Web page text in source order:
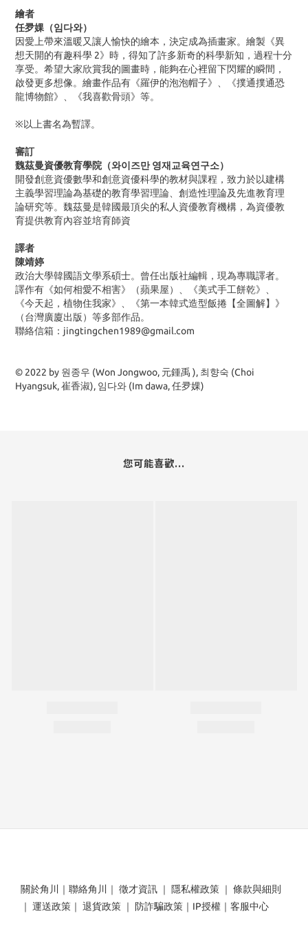
繪者
任夛婐（임다와）
因愛上帶來溫暖又讓人愉快的繪本，決定成為插畫家。繪製《異
想天開的有趣科學 2》時，得知了許多新奇的科學新知，過程十分
享受。希望大家欣賞我的圖畫時，能夠在心裡留下閃耀的瞬間，
啟發更多想像。繪畫作品有《羅伊的泡泡帽子》、《撲通撲通恐
龍博物館》、《我喜歡骨頭》等。
※以上書名為暫譯。
審訂
魏茲曼資優教育學院（와이즈만 영재교육연구소）
開發創意資優數學和創意資優科學的教材與課程，致力於以建構
主義學習理論為基礎的教育學習理論、創造性理論及先進教育理
論研究等。魏茲曼是韓國最頂尖的私人資優教育機構，為資優教
育提供教育內容並培育師資
譯者
陳靖婷
政治大學韓國語文學系碩士。曾任出版社編輯，現為專職譯者。
譯作有《如何相愛不相害》（蘋果屋）、《美式手工餅乾》、
《今天起，植物住我家》、《第一本韓式造型飯捲【全圖解】》
（台灣廣廈出版）等多部作品。
聯絡信箱：jingtingchen1989@gmail.com
© 2022 by 원종우 (Won Jongwoo, 元鍾禹 ), 최향숙 (Choi
Hyangsuk, 崔香淑), 임다와 (Im dawa, 任夛婐)
您可能喜歡...
關於角川 ｜ 聯絡角川 ｜ 徵才資訊 ｜ 隱私權政策 ｜ 條款與細則
｜ 運送政策 ｜ 退貨政策 ｜ 防詐騙政策 ｜ IP授權 ｜ 客服中心